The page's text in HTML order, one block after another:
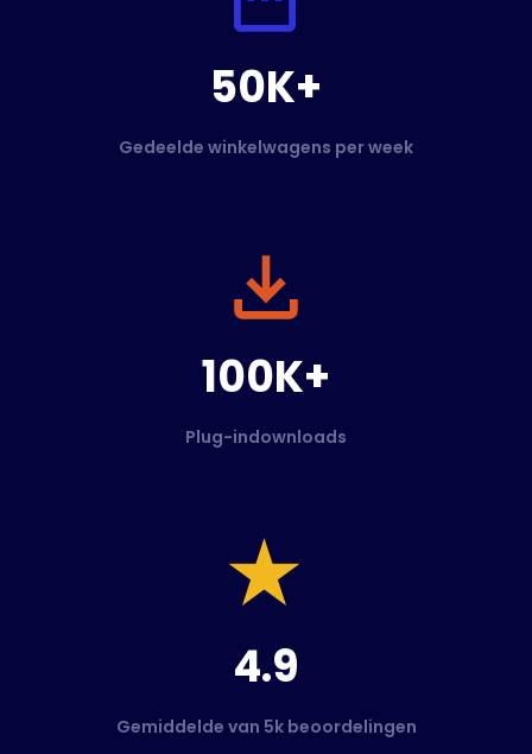
50K+
Gedeelde winkelwagens per week
100K+
Plug-indownloads
4.9
Gemiddelde van 5k beoordelingen